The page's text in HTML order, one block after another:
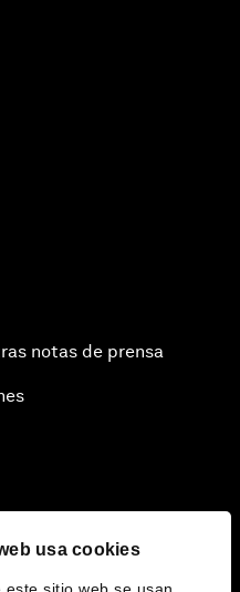
usa cookies
notas de prensa